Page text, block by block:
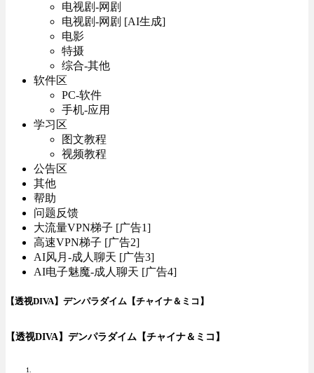
电视剧-网剧
电视剧-网剧 [AI生成]
电影
特摄
综合-其他
软件区
PC-软件
手机-应用
学习区
图文教程
视频教程
公告区
其他
帮助
问题反馈
大流量VPN梯子 [广告1]
高速VPN梯子 [广告2]
AI风月-成人聊天 [广告3]
AI电子魅魔-成人聊天 [广告4]
【透视DIVA】デンパラダイム【チャイナ＆ミコ】
【透视DIVA】デンパラダイム【チャイナ＆ミコ】